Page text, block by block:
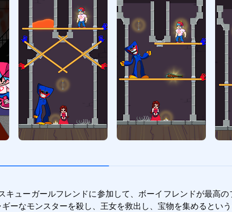
キューガールフレンドに参加して、ボーイフレンドが最高
ーなモンスターを殺し、王女を救出し、宝物を集めるとい